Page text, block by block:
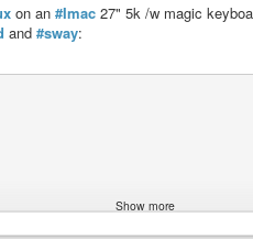
on an #Imac 27" 5k /w magic
and #sway:
Show more